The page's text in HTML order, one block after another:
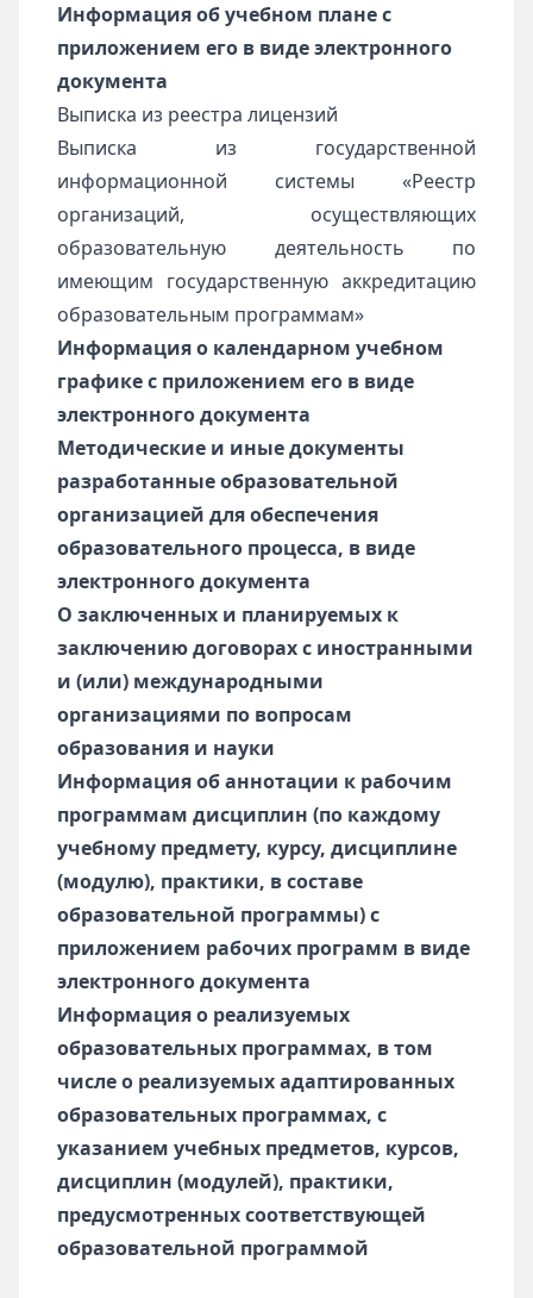
Информация об учебном плане с
приложением его в виде электронного
документа
Выписка из реестра лицензий
Выписка из государственной
информационной системы «Реестр
организаций, осуществляющих
образовательную деятельность по
имеющим государственную аккредитацию
образовательным программам»
Информация о календарном учебном
графике с приложением его в виде
электронного документа
Методические и иные документы
разработанные образовательной
организацией для обеспечения
образовательного процесса, в виде
электронного документа
О заключенных и планируемых к
заключению договорах с иностранными
и (или) международными
организациями по вопросам
образования и науки
Информация об аннотации к рабочим
программам дисциплин (по каждому
учебному предмету, курсу, дисциплине
(модулю), практики, в составе
образовательной программы) с
приложением рабочих программ в виде
электронного документа
Информация о реализуемых
образовательных программах, в том
числе о реализуемых адаптированных
образовательных программах, с
указанием учебных предметов, курсов,
дисциплин (модулей), практики,
предусмотренных соответствующей
образовательной программой